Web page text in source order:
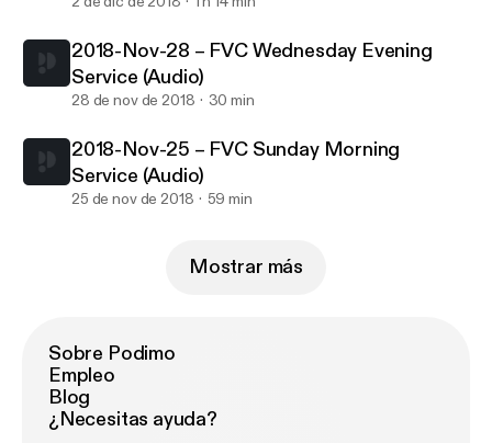
2018-Nov-28 – FVC Wednesday Evening
Service (Audio)
28 de nov de 2018 30 min
2018-Nov-25 – FVC Sunday Morning
Service (Audio)
25 de nov de 2018 59 min
Mostrar más
Sobre Podimo
Empleo
Blog
¿Necesitas ayuda?